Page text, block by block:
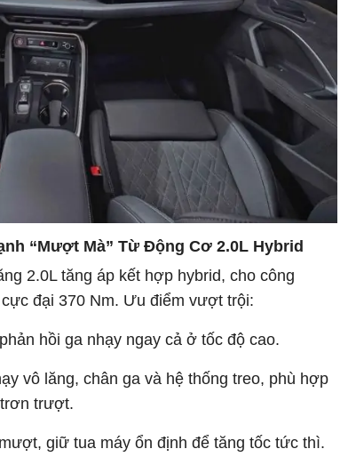
“Mượt Mà” Từ Động Cơ 2.0L Hybrid
2.0L tăng áp kết hợp hybrid, cho công
đại 370 Nm. Ưu điểm vượt trội:
hồi ga nhạy ngay cả ở tốc độ cao.
vô lăng, chân ga và hệ thống treo, phù hợp
trượt.
giữ tua máy ổn định để tăng tốc tức thì.